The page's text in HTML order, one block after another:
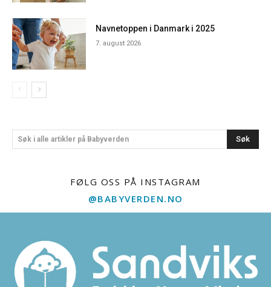
Navnetoppen i Danmark i 2025
7. august 2026
Søk i alle artikler på Babyverden Søk
FØLG OSS PÅ INSTAGRAM
@BABYVERDEN.NO